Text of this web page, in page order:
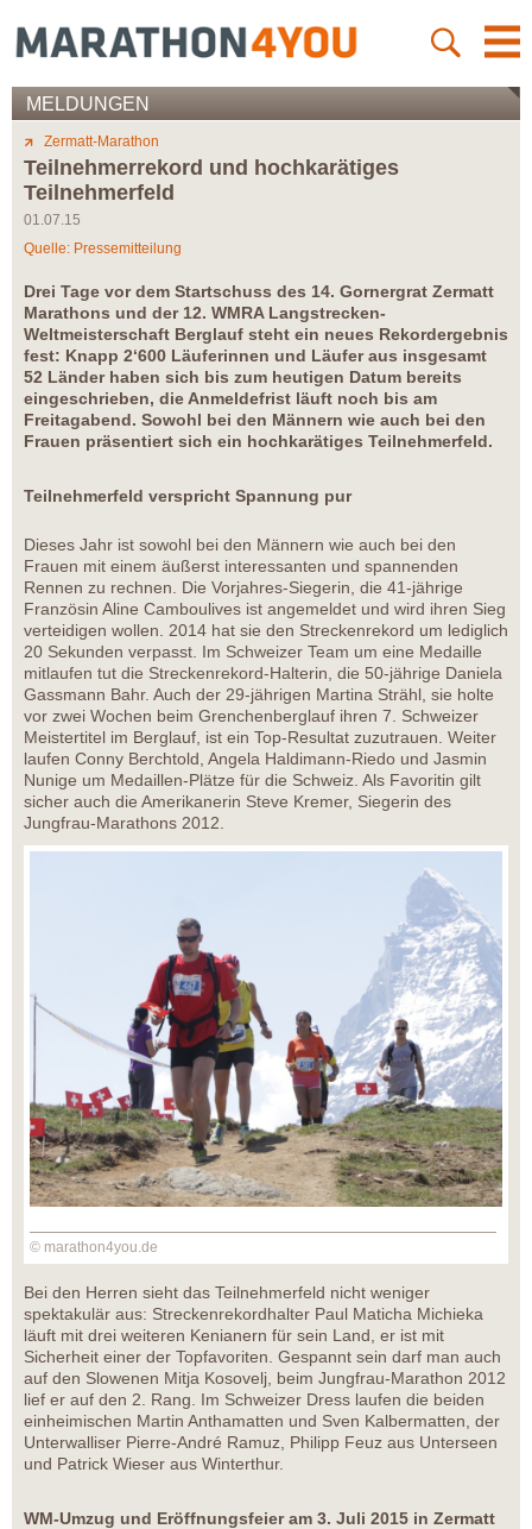
MELDUNGEN
Zermatt-Marathon
Teilnehmerrekord und hochkarätiges
Teilnehmerfeld
01.07.15
Quelle: Pressemitteilung
Drei Tage vor dem Startschuss des 14. Gornergrat Zermatt
Marathons und der 12. WMRA Langstrecken-
Weltmeisterschaft Berglauf steht ein neues Rekordergebnis
fest: Knapp 2‘600 Läuferinnen und Läufer aus insgesamt
52 Länder haben sich bis zum heutigen Datum bereits
eingeschrieben, die Anmeldefrist läuft noch bis am
Freitagabend. Sowohl bei den Männern wie auch bei den
Frauen präsentiert sich ein hochkarätiges Teilnehmerfeld.
Teilnehmerfeld verspricht Spannung pur
Dieses Jahr ist sowohl bei den Männern wie auch bei den
Frauen mit einem äußerst interessanten und spannenden
Rennen zu rechnen. Die Vorjahres-Siegerin, die 41-jährige
Französin Aline Camboulives ist angemeldet und wird ihren Sieg
verteidigen wollen. 2014 hat sie den Streckenrekord um lediglich
20 Sekunden verpasst. Im Schweizer Team um eine Medaille
mitlaufen tut die Streckenrekord-Halterin, die 50-jährige Daniela
Gassmann Bahr. Auch der 29-jährigen Martina Strähl, sie holte
vor zwei Wochen beim Grenchenberglauf ihren 7. Schweizer
Meistertitel im Berglauf, ist ein Top-Resultat zuzutrauen. Weiter
laufen Conny Berchtold, Angela Haldimann-Riedo und Jasmin
Nunige um Medaillen-Plätze für die Schweiz. Als Favoritin gilt
sicher auch die Amerikanerin Steve Kremer, Siegerin des
Jungfrau-Marathons 2012.
© marathon4you.de
Bei den Herren sieht das Teilnehmerfeld nicht weniger
spektakulär aus: Streckenrekordhalter Paul Maticha Michieka
läuft mit drei weiteren Kenianern für sein Land, er ist mit
Sicherheit einer der Topfavoriten. Gespannt sein darf man auch
auf den Slowenen Mitja Kosovelj, beim Jungfrau-Marathon 2012
lief er auf den 2. Rang. Im Schweizer Dress laufen die beiden
einheimischen Martin Anthamatten und Sven Kalbermatten, der
Unterwalliser Pierre-André Ramuz, Philipp Feuz aus Unterseen
und Patrick Wieser aus Winterthur.
WM-Umzug und Eröffnungsfeier am 3. Juli 2015 in Zermatt